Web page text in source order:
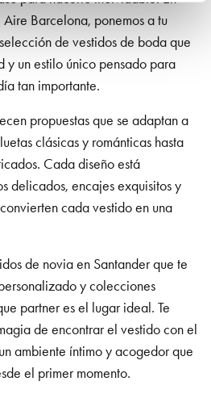
Barcelona, ponemos a tu
de vestidos de boda que
y un estilo único pensado para
tan importante.
propuestas que se adaptan a
clásicas y románticas hasta
Cada diseño está
delicados, encajes exquisitos y
cada vestido en una
de novia en Santanderque te
y colecciones
partner es el lugar ideal. Te
de encontrar el vestido con el
ambiente íntimo y acogedor que
el primer momento.